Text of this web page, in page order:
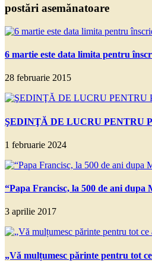
postări asemănatoare
6 martie este data limita pentru
28 februarie 2015
ŞEDINŢĂ DE LUCRU PENTRU
1 februarie 2024
“Papa Francisc, la 500 de ani
3 aprilie 2017
„Vă mulțumesc părinte pentru tot